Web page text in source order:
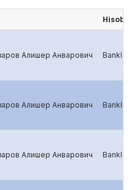
Hisobot
Алишер Анварович Banklar
Алишер Анварович Banklar
Алишер Анварович Banklar